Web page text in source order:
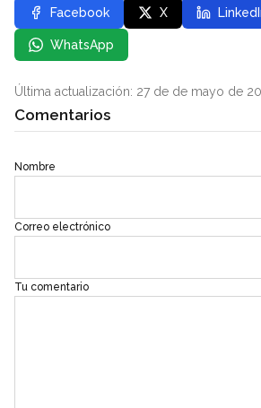
Facebook X
WhatsApp
Última actualización: 27 de de mayo de
Comentarios
Nombre
Correo electrónico
Tu comentario